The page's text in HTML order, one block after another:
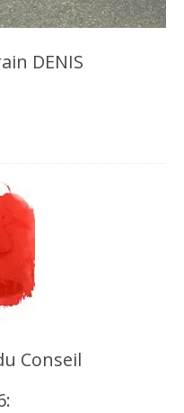
DENIS
Conseil